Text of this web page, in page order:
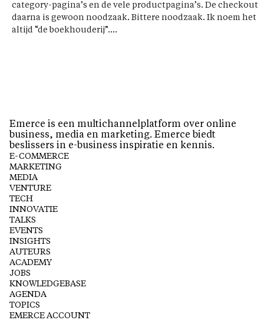
category-pagina’s en de vele productpagina’s. De checkout
daarna is gewoon noodzaak. Bittere noodzaak. Ik noem het
altijd “de boekhouderij”....
Emerce is een multichannelplatform over online
business, media en marketing. Emerce biedt
beslissers in e-business inspiratie en kennis.
E-COMMERCE
MARKETING
MEDIA
VENTURE
TECH
INNOVATIE
TALKS
EVENTS
INSIGHTS
AUTEURS
ACADEMY
JOBS
KNOWLEDGEBASE
AGENDA
TOPICS
EMERCE ACCOUNT